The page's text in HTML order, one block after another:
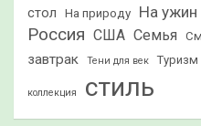
стол
На природу На ужин
Россия США Семья
завтрак
Тени для век Туризм
коллекция стиль